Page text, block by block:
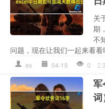
关
期
不
问题，现在让我们一起来看
ex 04-19 0
军
词